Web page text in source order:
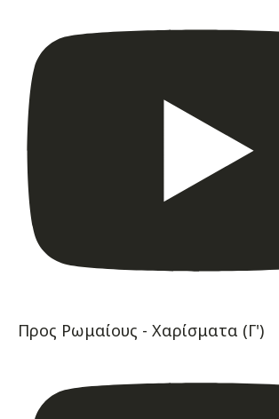
Προς Ρωμαίους - Χαρίσματα (Γ')